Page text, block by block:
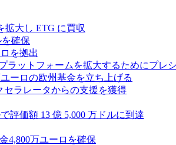
拡大し ETG に買収
確保
を拠出
ラットフォームを拡大するためにプレ
ーロの欧州基金を立ち上げる
セラレータからの支援を獲得
評価額 13 億 5,000 万ドルに到達
4,800万ユーロを確保